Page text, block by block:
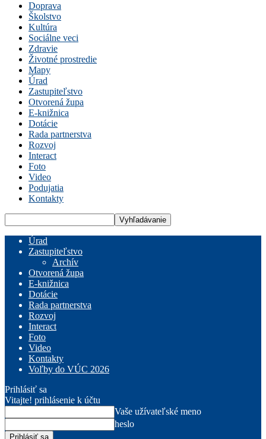
Doprava
Školstvo
Kultúra
Sociálne veci
Zdravie
Životné prostredie
Mapy
Úrad
Zastupiteľstvo
Otvorená župa
E-knižnica
Dotácie
Rada partnerstva
Rozvoj
Interact
Foto
Video
Podujatia
Kontakty
Úrad
Zastupiteľstvo
Archív
Otvorená župa
E-knižnica
Dotácie
Rada partnerstva
Rozvoj
Interact
Foto
Video
Kontakty
Voľby do VÚC 2026
Prihlásiť sa
Vitajte! prihlásenie k účtu
Vaše užívateľské meno
heslo